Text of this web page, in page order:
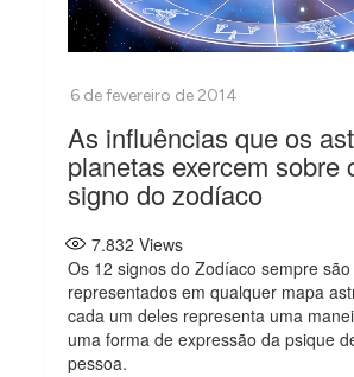
As influências que os
planetas exercem sobre
signo do zodíaco
7.832 Views
Os 12 signos do Zodíaco sempre são
representados em qualquer mapa
cada um deles representa uma
uma forma de expressão da psique
pessoa.